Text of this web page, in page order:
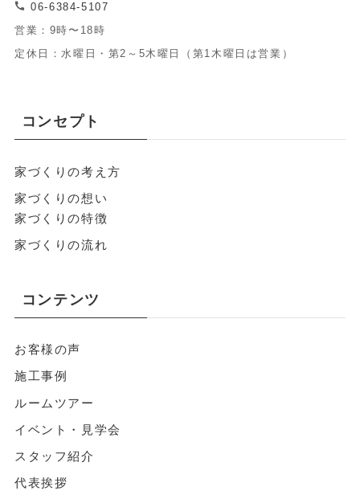
06-6384-5107
営業：9時〜18時
定休日：水曜日・第2～5木曜日（第1木曜日は営業）
コンセプト
家づくりの考え方
家づくりの想い
家づくりの特徴
家づくりの流れ
コンテンツ
お客様の声
施工事例
ルームツアー
イベント・見学会
スタッフ紹介
代表挨拶